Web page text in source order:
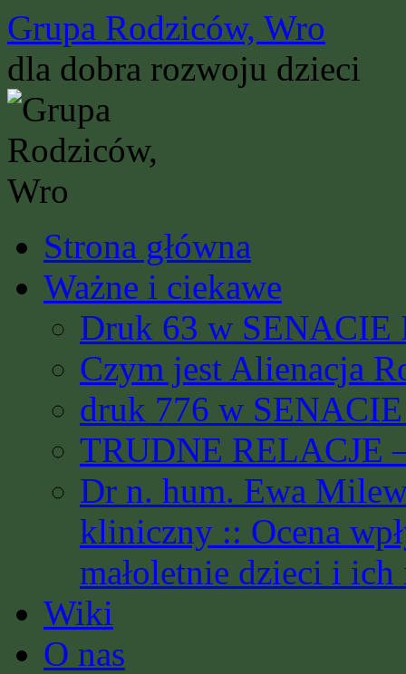
Przejdź
do
treści
Grupa Rodziców, Wro
dla dobra rozwoju dzieci
Strona główna
Ważne i ciekawe
Druk 63 w SENACIE
Czym jest Alienacja
druk 776 w
TRUDNE RELACJE
Dr n. hum. Ewa
kliniczny :: Ocena
małoletnie dzieci i
Wiki
O nas